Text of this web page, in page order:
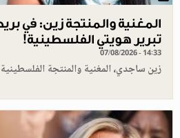
المغنية والمنتجة زين: في
تبرير هويتي الفلسطينية!
07/08/2026 - 14:33
زين ساجدي، المغنية والمنتجة